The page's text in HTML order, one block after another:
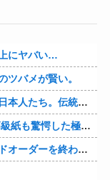
にヤバい…
ツバメが賢い。
れを見て『日本の品格が落ちた』と思いま…
日本人の姿に世界が衝撃
す【FGO二部】 第１６６話